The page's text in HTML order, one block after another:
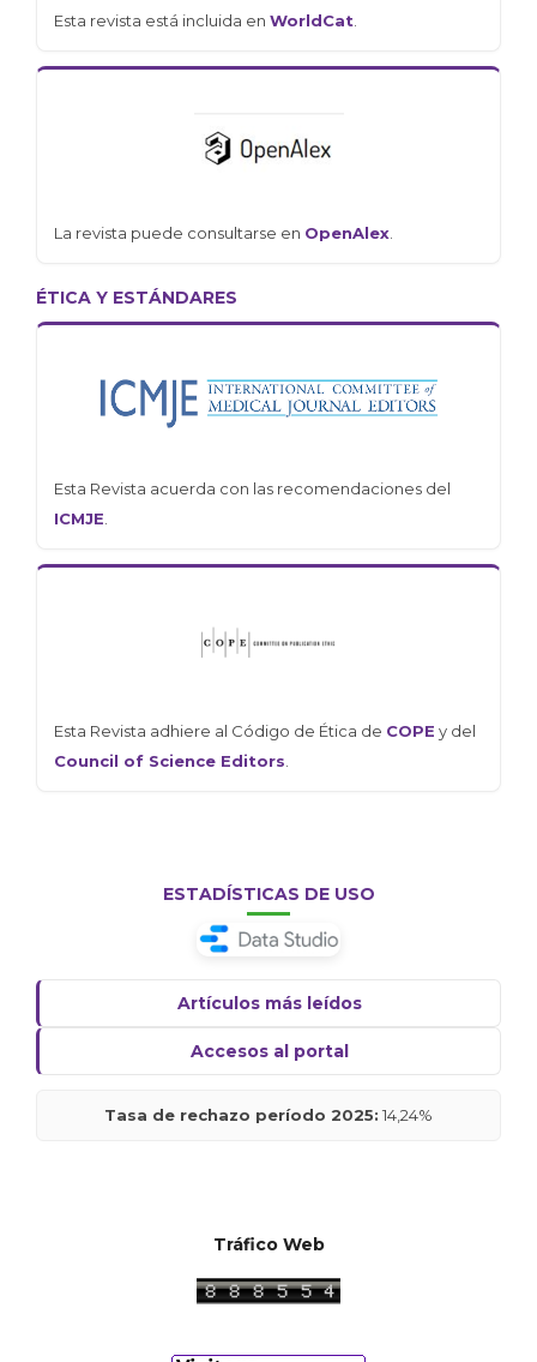
Esta revista está incluida en WorldCat.
La revista puede consultarse en OpenAlex.
ÉTICA Y ESTÁNDARES
Esta Revista acuerda con las recomendaciones del
ICMJE.
Esta Revista adhiere al Código de Ética de COPE y del
Council of Science Editors.
ESTADÍSTICAS DE USO
Artículos más leídos
Accesos al portal
Tasa de rechazo período 2025: 14,24%
Tráfico Web